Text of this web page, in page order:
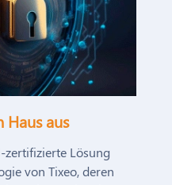
Haus aus
zertifizierte Lösung
von Tixeo, deren